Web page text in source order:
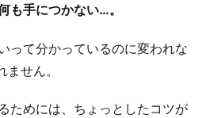
も手につかない…。
って分かっているのに変われな
せん。
ためには、ちょっとしたコツが